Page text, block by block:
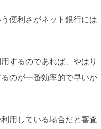
便利さがネット銀行には
するのであれば、やはり
のが一番効率的で早いか
用している場合だと審査